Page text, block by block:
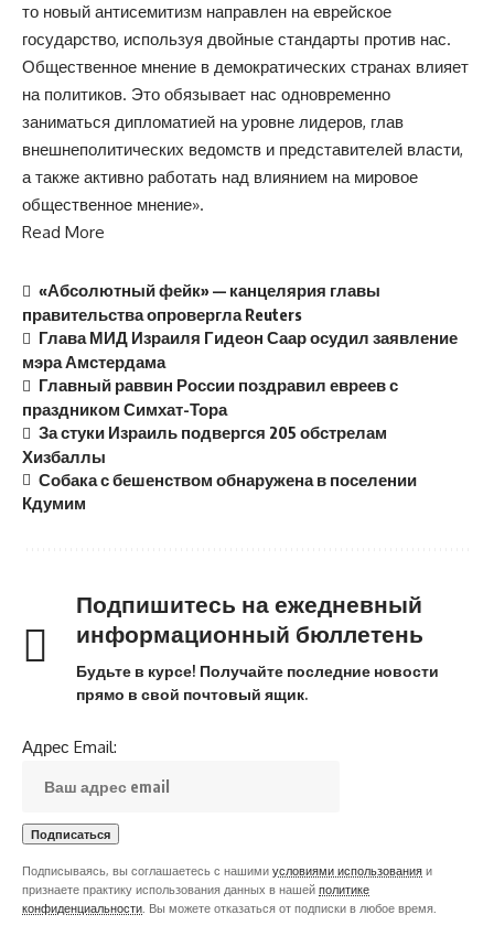
то новый антисемитизм направлен на еврейское
государство, используя двойные стандарты против нас.
Общественное мнение в демократических странах влияет
на политиков. Это обязывает нас одновременно
заниматься дипломатией на уровне лидеров, глав
внешнеполитических ведомств и представителей власти,
а также активно работать над влиянием на мировое
общественное мнение».
Read More
«Абсолютный фейк» — канцелярия главы
правительства опровергла Reuters
Глава МИД Израиля Гидеон Саар осудил заявление
мэра Амстердама
Главный раввин России поздравил евреев с
праздником Симхат-Тора
За стуки Израиль подвергся 205 обстрелам
Хизбаллы
Собака с бешенством обнаружена в поселении
Кдумим
Подпишитесь на ежедневный
информационный бюллетень
Будьте в курсе! Получайте последние новости
прямо в свой почтовый ящик.
Адрес Email:
Подписываясь, вы соглашаетесь с нашими условиями использования и
признаете практику использования данных в нашей политике
конфиденциальности . Вы можете отказаться от подписки в любое время.